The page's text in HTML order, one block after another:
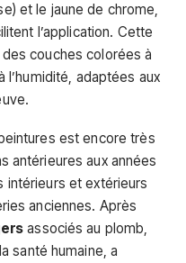
et le jaune de chrome,
l’application. Cette
couches colorées à
adaptées aux
est encore très
antérieures aux années
intérieurs et extérieurs
anciennes. Après
associés au plomb,
santé humaine, a